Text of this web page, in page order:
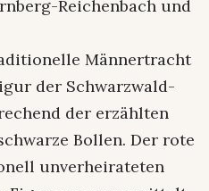
Reichenbach und
Männertracht
der Schwarzwald-
der erzählten
Bollen. Der rote
unverheirateten